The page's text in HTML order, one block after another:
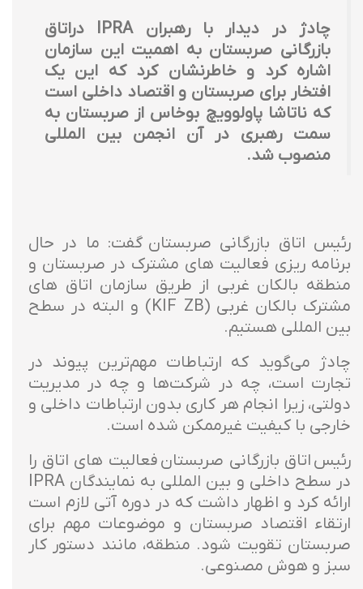
چادژ در دیدار با رهبران IPRA دراتاق
بازرگانی صربستان به اهمیت این سازمان
اشاره کرد و خاطرنشان کرد که این یک
افتخار برای صربستان و اقتصاد داخلی است
که ناتاشا پاولوویچ بوخاس از صربستان به
سمت رهبری در آن انجمن بین المللی
منصوب شد.
رئیس اتاق بازرگانی صربستان گفت: ما در حال
برنامه ریزی فعالیت های مشترک در صربستان و
منطقه بالکان غربی از طریق سازمان اتاق های
مشترک بالکان غربی (KIF ZB) و البته در سطح
بین المللی هستیم.
چادژ می‌گوید که ارتباطات مهم‌ترین پیوند در
تجارت است، چه در شرکت‌ها و چه در مدیریت
دولتی، زیرا انجام هر کاری بدون ارتباطات داخلی و
خارجی با کیفیت غیرممکن شده است.
رئیس اتاق بازرگانی صربستان فعالیت های اتاق را
در سطح داخلی و بین المللی به نمایندگان IPRA
ارائه کرد و اظهار داشت که در دوره آتی لازم است
ارتقاء اقتصاد صربستان و موضوعات مهم برای
صربستان تقویت شود. منطقه، مانند دستور کار
سبز و هوش مصنوعی.